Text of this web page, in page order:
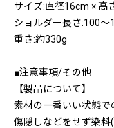
サイズ:直径16cm × 高
ショルダー長さ:100
重さ:約330g
■注意事項/その他
【製品について】
素材の一番いい状態で
傷隠しなどをせず染料